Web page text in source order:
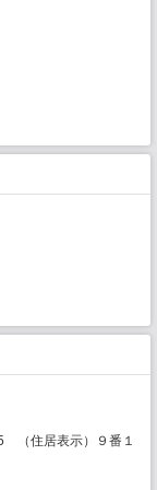
（住居表示）９番１